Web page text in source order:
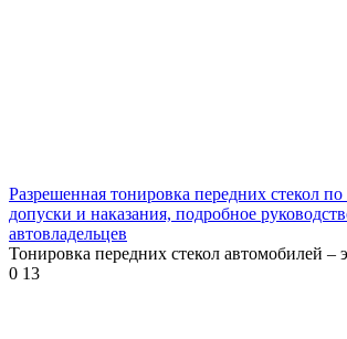
Разрешенная тонировка передних стекол
допуски и наказания, подробное
автовладельцев
Тонировка передних стекол автомобилей –
0 13